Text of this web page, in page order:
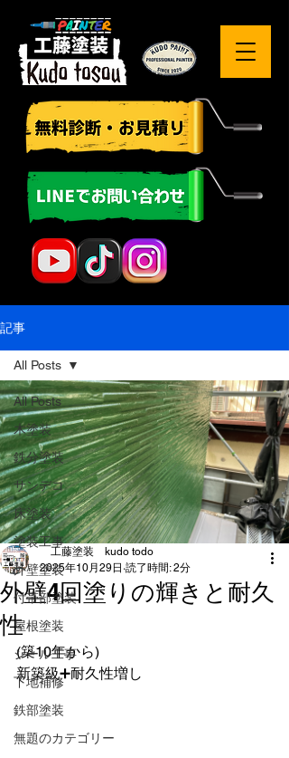
記事
All Posts
木塗装
鉄分塗装
サンデコ
床塗装
塗装工事
外壁塗装
付帯部塗装
屋根塗装
シール工事
下地補修
鉄部塗装
無題のカテゴリー
All Posts
外壁4回塗りの輝きと耐久
性
工藤塗装 kudo todo
2025年10月29日 読了時間: 2分
(築10年から)
新築級➕耐久性増し